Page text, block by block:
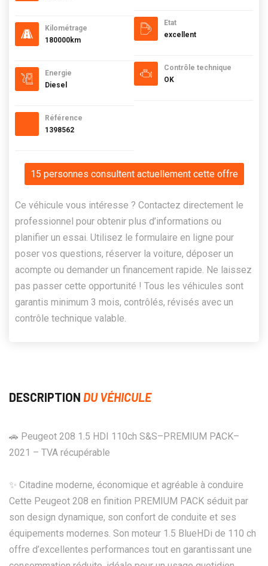
Kilométrage
180000km
Energie
Diesel
Référence
1398562
Etat
excellent
Contrôle technique
OK
15 personnes consultent actuellement cette offre
Ce véhicule vous intéresse ? Contactez directement le
professionnel pour obtenir plus d’informations ou
planifier un essai. Utilisez le formulaire en ligne pour
poser vos questions, réserver la voiture, déposer un
acompte ou demander un financement rapide. Ne laissez
pas passer cette opportunité ! Tous les véhicules sont
garantis minimum 3 mois, contrôlés, révisés avec un
contrôle technique valable.
DESCRIPTION DU VÉHICULE
🚗 Peugeot 208 1.5 HDI 110ch S&S–PREMIUM PACK–
2021 – TVA récupérable
✨ Citadine moderne, économique et agréable à conduire
Cette Peugeot 208 en finition PREMIUM PACK séduit par
son design dynamique, son confort de conduite et ses
équipements modernes. Son moteur 1.5 BlueHDi de 110 ch
offre d’excellentes performances tout en garantissant une